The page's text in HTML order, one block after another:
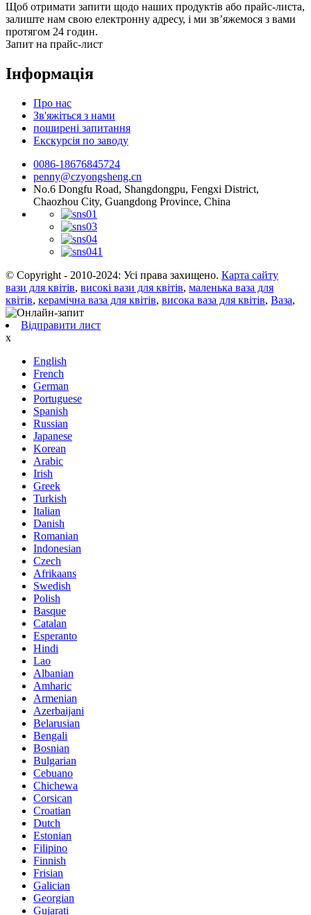
Щоб отримати запити щодо наших продуктів або прайс-листа,
залиште нам свою електронну адресу, і ми зв’яжемося з вами
протягом 24 годин.
Запит на прайс-лист
Інформація
Про нас
Зв'яжіться з нами
поширені запитання
Екскурсія по заводу
0086-18676845724
penny@czyongsheng.cn
No.6 Dongfu Road, Shangdongpu, Fengxi District,
Chaozhou City, Guangdong Province, China
© Copyright - 2010-2024: Усі права захищено. Карта сайту
вази для квітів, високі вази для квітів, маленька ваза для
квітів, керамічна ваза для квітів, висока ваза для квітів, Ваза,
Відправити лист
x
English
French
German
Portuguese
Spanish
Russian
Japanese
Korean
Arabic
Irish
Greek
Turkish
Italian
Danish
Romanian
Indonesian
Czech
Afrikaans
Swedish
Polish
Basque
Catalan
Esperanto
Hindi
Lao
Albanian
Amharic
Armenian
Azerbaijani
Belarusian
Bengali
Bosnian
Bulgarian
Cebuano
Chichewa
Corsican
Croatian
Dutch
Estonian
Filipino
Finnish
Frisian
Galician
Georgian
Gujarati